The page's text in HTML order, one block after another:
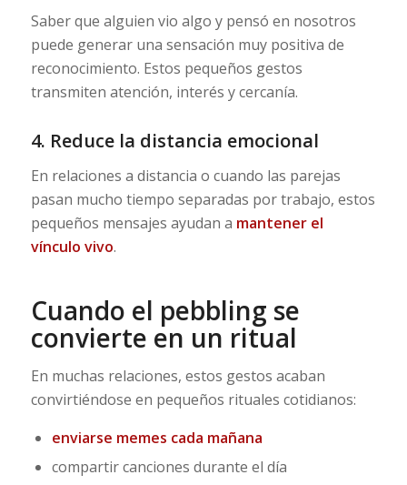
Saber que alguien vio algo y pensó en nosotros
puede generar una sensación muy positiva de
reconocimiento. Estos pequeños gestos
transmiten atención, interés y cercanía.
4. Reduce la distancia emocional
En relaciones a distancia o cuando las parejas
pasan mucho tiempo separadas por trabajo, estos
pequeños mensajes ayudan a mantener el
vínculo vivo.
Cuando el pebbling se
convierte en un ritual
En muchas relaciones, estos gestos acaban
convirtiéndose en pequeños rituales cotidianos:
enviarse memes cada mañana
compartir canciones durante el día